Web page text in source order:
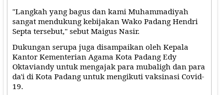
"Langkah yang bagus dan kami Muhammadiyah
sangat mendukung kebijakan Wako Padang Hendri
Septa tersebut," sebut Maigus Nasir.
Dukungan serupa juga disampaikan oleh Kepala
Kantor Kementerian Agama Kota Padang Edy
Oktaviandy untuk mengajak para mubaligh dan para
da'i di Kota Padang untuk mengikuti vaksinasi Covid-
19.